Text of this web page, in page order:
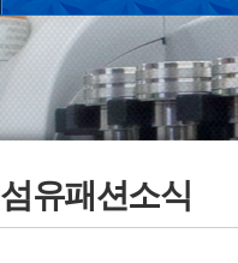
섬유패션소식